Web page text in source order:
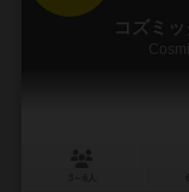
コズミ